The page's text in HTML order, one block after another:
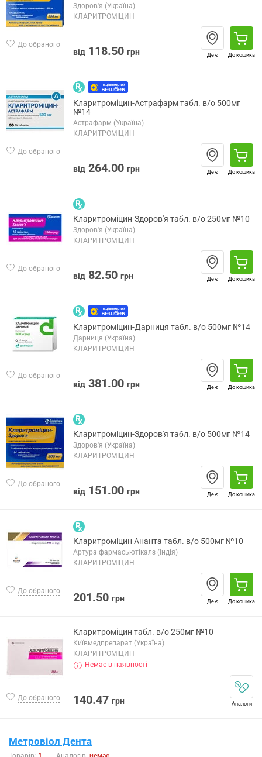
До обраного
Здоров'я (Україна)
КЛАРИТРОМІЦИН
від 118.50 грн Де є До кошика
До обраного
Кларитроміцин-Астрафарм табл. в/о 500мг
№14
Астрафарм (Україна)
КЛАРИТРОМІЦИН
від 264.00 грн Де є До кошика
До обраного
Кларитроміцин-Здоров'я табл. в/о 250мг №10
Здоров'я (Україна)
КЛАРИТРОМІЦИН
від 82.50 грн Де є До кошика
До обраного
Кларитроміцин-Дарниця табл. в/о 500мг №14
Дарниця (Україна)
КЛАРИТРОМІЦИН
від 381.00 грн Де є До кошика
До обраного
Кларитроміцин-Здоров'я табл. в/о 500мг №14
Здоров'я (Україна)
КЛАРИТРОМІЦИН
від 151.00 грн Де є До кошика
До обраного
Кларитроміцин Ананта табл. в/о 500мг №10
Артура фармасьютікалз (Індія)
КЛАРИТРОМІЦИН
201.50 грн Де є До кошика
До обраного
Кларитроміцин табл. в/о 250мг №10
Київмедпрепарат (Україна)
КЛАРИТРОМІЦИН
Немає в наявності
140.47 грн Аналоги
Метровіол Дента